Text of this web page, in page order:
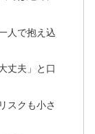
人で抱え込
丈夫」と口
スクも小さ